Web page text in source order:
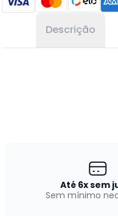
Descrição
Até 6x sem
Sem mínimo